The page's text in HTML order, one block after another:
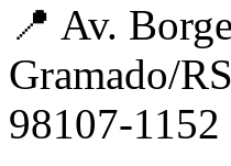
📍 Av.
Gramado/
98107-1152